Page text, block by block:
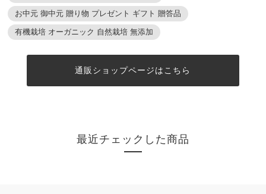
お中元 御中元 贈り物 プレゼント ギフト 贈答品
有機栽培 オーガニック 自然栽培 無添加
通販ショップページはこちら
最近チェックした商品